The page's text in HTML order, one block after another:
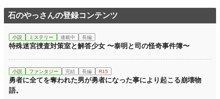
石のやっさんの登録コンテンツ
小説 ミステリー 連載中 長編
特殊迷宮捜査対策室と解答少女 〜泰明と司の怪奇事件簿〜
小説 ファンタジー 完結 長編 R15
勇者に全てを奪われた男が勇者になった事により起こる崩壊物
語。